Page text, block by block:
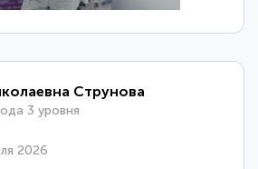
Струнова
3 уровня
2026